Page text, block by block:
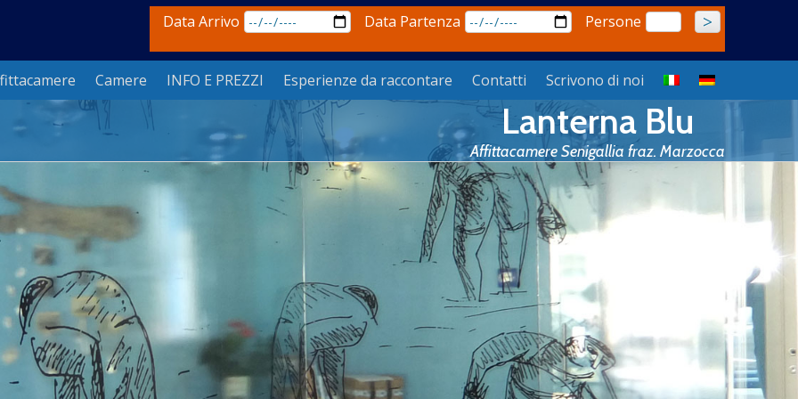
Data Arrivo Data Partenza Persone
Camere INFO E PREZZI Esperienze da raccontare Contatti Scrivono di noi
Lanterna Blu
Affittacamere Senigallia fraz. Marzocca